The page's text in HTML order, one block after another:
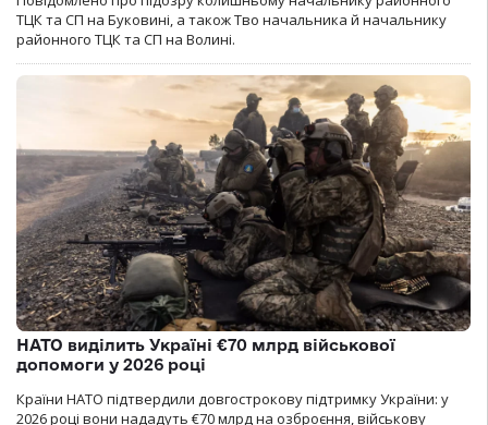
ТЦК та СП на Буковині, а також Тво начальника й начальнику
районного ТЦК та СП на Волині.
НАТО виділить Україні €70 млрд військової
допомоги у 2026 році
Країни НАТО підтвердили довгострокову підтримку України: у
2026 році вони нададуть €70 млрд на озброєння, військову